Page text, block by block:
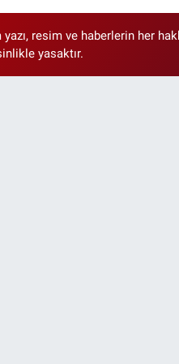
resim ve haberlerin her
yasaktır.